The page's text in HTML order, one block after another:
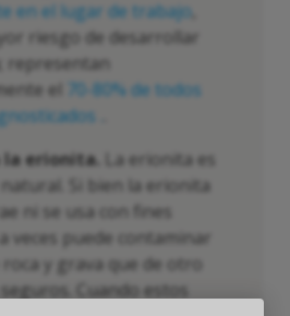
en el lugar de trabajo
riesgo de desarrollar
representan
el
70-80% de todos
.
la erionita.
La erionita es
Si bien la erionita
ni se usa con fines
a veces puede contaminar
y grava que de otro
Cuando estos